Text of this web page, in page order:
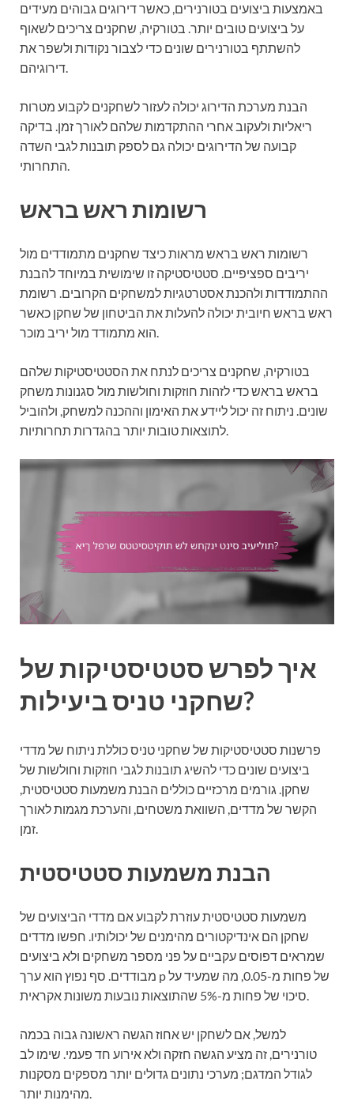
באמצעות ביצועים בטורנירים, כאשר דירוגים גבוהים מעידים
על ביצועים טובים יותר. בטורקיה, שחקנים צריכים לשאוף
להשתתף בטורנירים שונים כדי לצבור נקודות ולשפר את
דירוגיהם.
הבנת מערכת הדירוג יכולה לעזור לשחקנים לקבוע מטרות
ריאליות ולעקוב אחרי ההתקדמות שלהם לאורך זמן. בדיקה
קבועה של הדירוגים יכולה גם לספק תובנות לגבי השדה
התחרותי.
רשומות ראש בראש
רשומות ראש בראש מראות כיצד שחקנים מתמודדים מול
יריבים ספציפיים. סטטיסטיקה זו שימושית במיוחד להבנת
ההתמודדות ולהכנת אסטרטגיות למשחקים הקרובים. רשומת
ראש בראש חיובית יכולה להעלות את הביטחון של שחקן כאשר
הוא מתמודד מול יריב מוכר.
בטורקיה, שחקנים צריכים לנתח את הסטטיסטיקות שלהם
בראש בראש כדי לזהות חוזקות וחולשות מול סגנונות משחק
שונים. ניתוח זה יכול ליידע את האימון וההכנה למשחק, ולהוביל
לתוצאות טובות יותר בהגדרות תחרותיות.
איך לפרש סטטיסטיקות של
שחקני טניס ביעילות?
פרשנות סטטיסטיקות של שחקני טניס כוללת ניתוח של מדדי
ביצועים שונים כדי להשיג תובנות לגבי חוזקות וחולשות של
שחקן. גורמים מרכזיים כוללים הבנת משמעות סטטיסטית,
הקשר של מדדים, השוואת משטחים, והערכת מגמות לאורך
זמן.
הבנת משמעות סטטיסטית
משמעות סטטיסטית עוזרת לקבוע אם מדדי הביצועים של
שחקן הם אינדיקטורים מהימנים של יכולותיו. חפשו מדדים
שמראים דפוסים עקביים על פני מספר משחקים ולא ביצועים
מבודדים. סף נפוץ הוא ערך p של פחות מ-0.05, מה שמעיד על
סיכוי של פחות מ-5% שהתוצאות נובעות משונות אקראית.
למשל, אם לשחקן יש אחוז הגשה ראשונה גבוה בכמה
טורנירים, זה מציע הגשה חזקה ולא אירוע חד פעמי. שימו לב
לגודל המדגם; מערכי נתונים גדולים יותר מספקים מסקנות
מהימנות יותר.